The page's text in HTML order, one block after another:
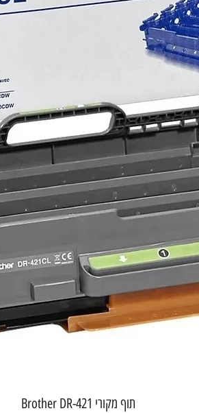
תצוגה מהירהתוף מקורי Brother DR-421